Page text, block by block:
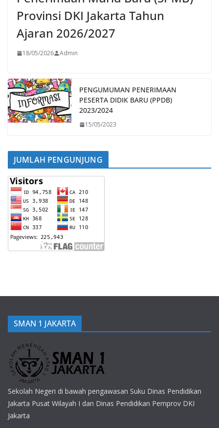
Provinsi DKI Jakarta Tahun
Ajaran 2026/2027
18/05/2026 Admin
PENGUMUMAN PENERIMAAN
PESERTA DIDIK BARU (PPDB)
2023/2024
15/05/2023
JUMLAH PENGUNJUNG
SMAN 1 JAKARTA
Sekolah Negeri di bawah pengawasan Suku Dinas Pendidikan
Jakarta Pusat Wilayah I dan Dinas Pendidikan Pemprov DKI
Jakarta